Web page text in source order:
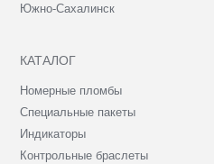
Южно-Сахалинск
КАТАЛОГ
Номерные пломбы
Специальные пакеты
Индикаторы
Контрольные браслеты